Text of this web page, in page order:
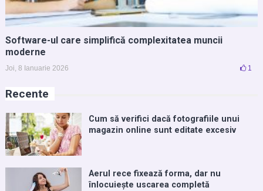
Software-ul care simplifică complexitatea muncii
moderne
Joi, 8 Ianuarie 2026 1
Recente
Cum să verifici dacă fotografiile unui
magazin online sunt editate excesiv
Aerul rece fixează forma, dar nu
înlocuiește uscarea completă